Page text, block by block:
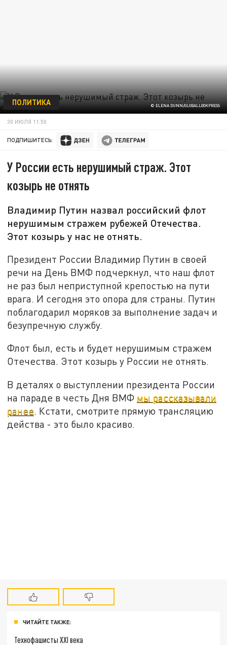
© ELENA DUNN/GLOBALLOOKPRESS
ПОЛИТИКА
30 ИЮЛЯ 11:50
ПОДПИШИТЕСЬ:
У России есть нерушимый страж. Этот
козырь не отнять
Владимир Путин назвал российский флот
нерушимым стражем рубежей Отечества.
Этот козырь у нас не отнять.
Президент России Владимир Путин в своей
речи на День ВМФ подчеркнул, что наш флот
не раз был неприступной крепостью на пути
врага. И сегодня это опора для страны. Путин
поблагодарил моряков за выполнение задач и
безупречную службу.
Флот был, есть и будет нерушимым стражем
Отечества. Этот козырь у России не отнять.
В деталях о выступлении президента России
на параде в честь Дня ВМФ мы рассказывали
ранее. Кстати, смотрите прямую трансляцию
действа - это было красиво.
ЧИТАЙТЕ ТАКЖЕ:
Технофашисты XXI века